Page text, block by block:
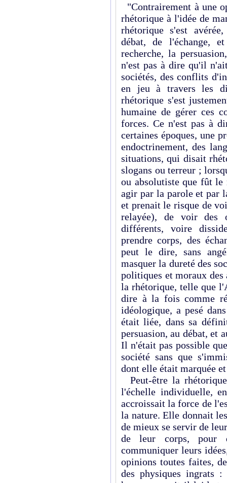
"Contrairement à une
rhétorique à l'idée de
rhétorique s'est
débat, de l'échange,
recherche, la
n'est pas à dire qu'il
sociétés, des conflits
en jeu à travers les
rhétorique s'est
humaine de gérer ces
forces. Ce n'est pas à
certaines époques, une
endoctrinement, des
situations, qui disait
slogans ou terreur ;
ou absolutiste que fût
agir par la parole et par
et prenait le risque de
relayée), de voir des
différents, voire
prendre corps, des
peut le dire, sans
masquer la dureté des
poli­tiques et moraux des
la rhétorique, telle que
dire à la fois comme
idéologique, a pesé
était liée, dans sa
persuasion, au débat, et
Il n'était pas possible
société sans que
dont elle était mar­quée
Peut-être la
l'échelle individuelle,
accroissait la force de
la nature. Elle donnait
de mieux se servir de
de leur corps, pour
communiquer leurs
opinions toutes faites,
des physiques ingrats